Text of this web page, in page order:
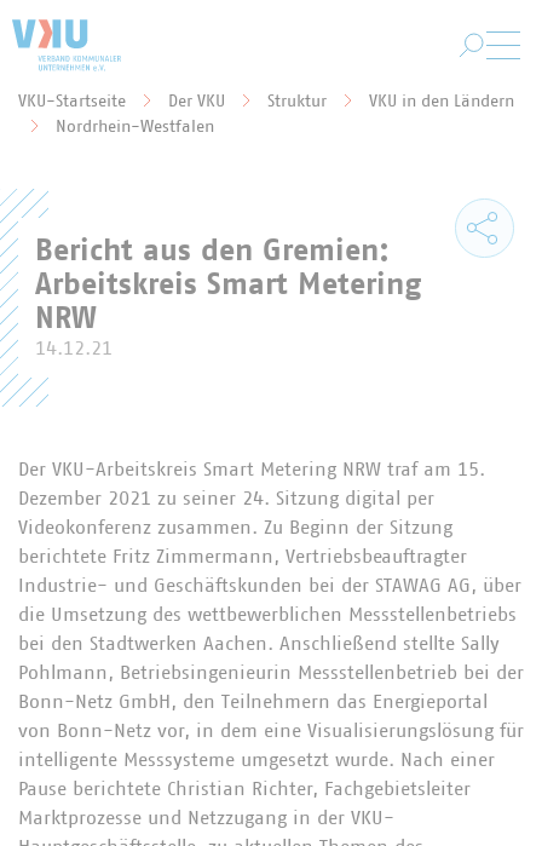
Sie befinden sich hier:
VKU-Startseite Der VKU Struktur
VKU in den Ländern
Nordrhein-Westfalen
Bericht aus den Gremien:
Arbeitskreis Smart Metering
NRW
14.12.21
Der VKU-Arbeitskreis Smart Metering NRW traf am 15.
Dezember 2021 zu seiner 24. Sitzung digital per
Videokonferenz zusammen. Zu Beginn der Sitzung
berichtete Fritz Zimmermann, Vertriebsbeauftragter
Industrie- und Geschäftskunden bei der STAWAG AG, über
die Umsetzung des wettbewerblichen Messstellenbetriebs
bei den Stadtwerken Aachen. Anschließend stellte Sally
Pohlmann, Betriebsingenieurin Messstellenbetrieb bei der
Bonn-Netz GmbH, den Teilnehmern das Energieportal
von Bonn-Netz vor, in dem eine Visualisierungslösung für
intelligente Messsysteme umgesetzt wurde. Nach einer
Pause berichtete Christian Richter, Fachgebietsleiter
Marktprozesse und Netzzugang in der VKU-